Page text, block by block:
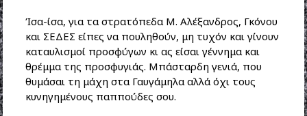
Ίσα-ίσα, για τα στρατόπεδα Μ. Αλέξανδρος, Γκόνου
και ΣΕΔΕΣ είπες να πουληθούν, μη τυχόν και γίνουν
καταυλισμοί προσφύγων κι ας είσαι γέννημα και
θρέμμα της προσφυγιάς. Μπάσταρδη γενιά, που
θυμάσαι τη μάχη στα Γαυγάμηλα αλλά όχι τους
κυνηγημένους παππούδες σου.